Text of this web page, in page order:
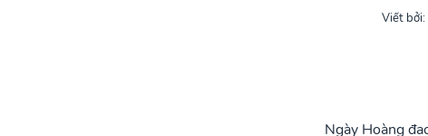
Viết bởi:
Ngày Hoàng